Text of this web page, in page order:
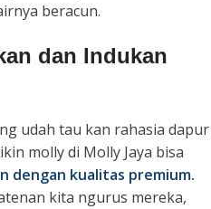
beracun.
dan Indukan
udah tau kan rahasia dapur
molly di Molly Jaya bisa
dengan kualitas premium.
kita ngurus mereka,